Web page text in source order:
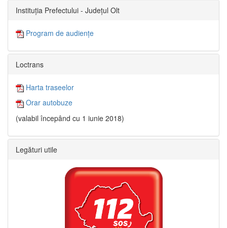
Instituția Prefectului - Județul Olt
Program de audiențe
Loctrans
Harta traseelor
Orar autobuze
(valabil începând cu 1 iunie 2018)
Legături utile